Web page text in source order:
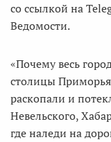
со ссылкой на
Ведомости.
«Почему весь
столицы
раскопали и
Невельского,
где наледи на